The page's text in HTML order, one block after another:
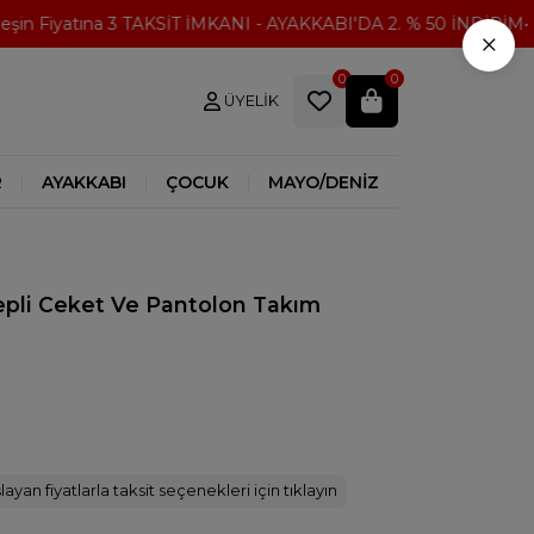
Fiyatına 3 TAKSİT İMKANI - AYAKKABI'DA 2. % 50 İNDİRİM
ÜYELIK
0 0
AYAKKABI ÇOCUK MAYO/DENİZ
Ceket Ve Pantolon Takım
fiyatlarla taksit seçenekleri için tıklayın
×